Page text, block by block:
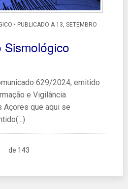
• PUBLICADO A 13, SETEMBRO
629/2024, emitido
e Vigilância
Açores que aqui se
de 143